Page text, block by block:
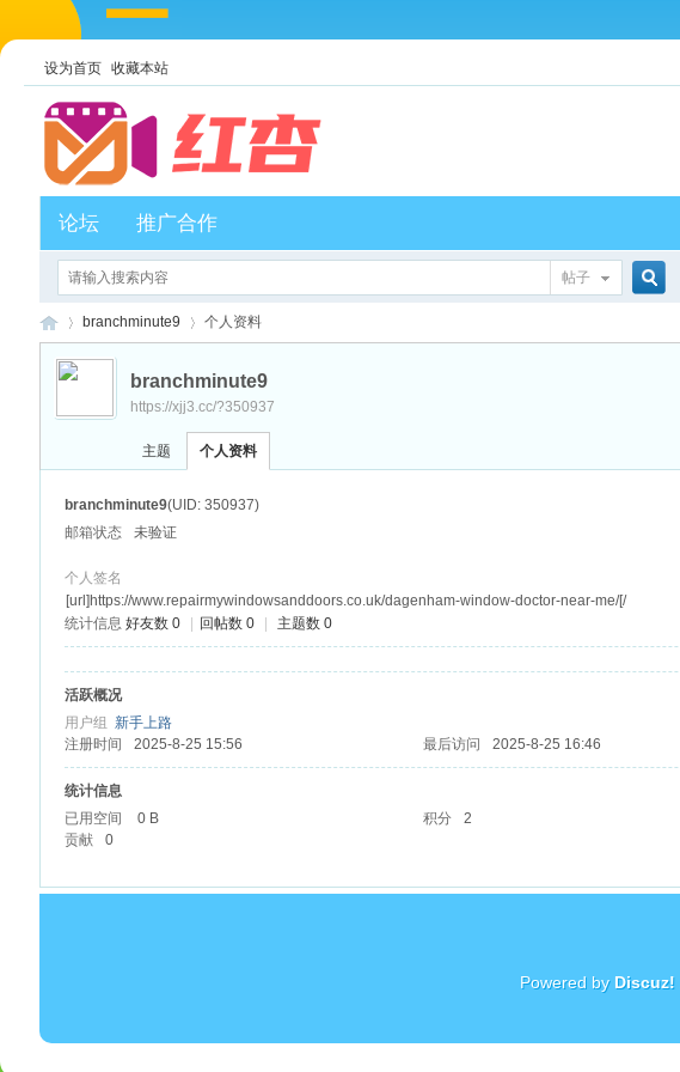
设为首页 收藏本站
论坛 推广合作
帖子
›
branchminute9 个人资料
branchminute9
https://xjj3.cc/?350937
主题 个人资料
branchminute9(UID: 350937)
邮箱状态
未验证
个人签名
[url]https://www.repairmywindowsanddoors.co.uk/dagenham-window-doctor-near-me/[/
统计信息 好友数 0 回帖数 0 主题数 0
活跃概况
用户组新手上路
注册时间
2025-8-25 15:56 最后访问 2025-8-25 16:46
统计信息
已用空间
0 B 积分 2
贡献
0
Powered by Discuz!